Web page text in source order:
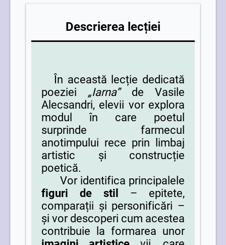
Descrierea lecției
În această lecție dedicată
poeziei „Iarna”de Vasile
Alecsandri, elevii vor explora
modul în care poetul
surprinde farmecul
anotimpului rece prin limbaj
artistic și construcție
poetică.
Vor identifica principalele
figuri de stil
– epitete,
comparații și personificări –
și vor descoperi cum acestea
contribuie la formarea unor